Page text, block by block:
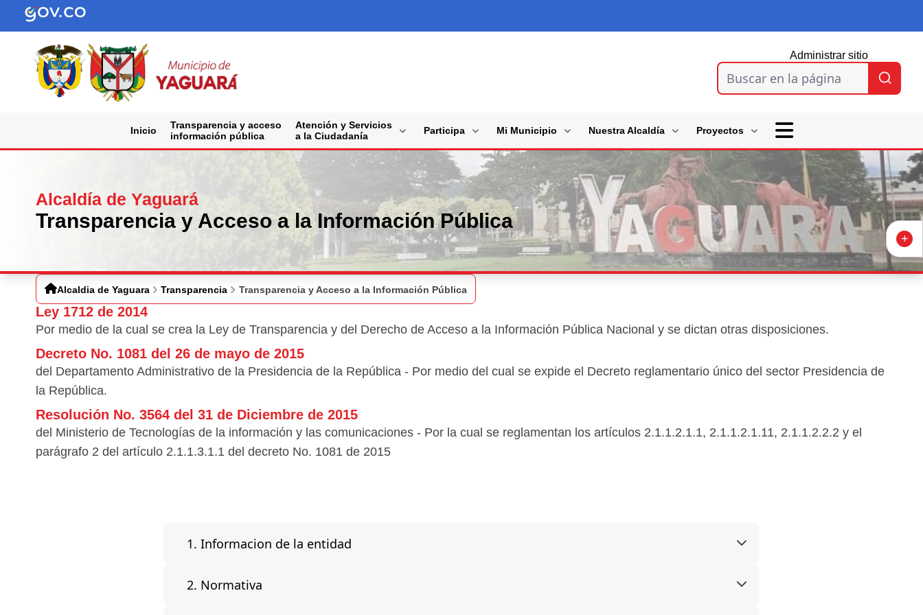
Administrar sitio
Buscar en la página
Inicio
Transparencia y acceso
información pública
Atención y Servicios
a la Ciudadanía
Participa Mi Municipio Nuestra Alcaldía Proyectos
Alcaldía de Yaguará
Transparencia y Acceso a la Información Pública
Alcaldia de Yaguara Transparencia Transparencia y Acceso a la Información Pública
Ley 1712 de 2014
Por medio de la cual se crea la Ley de Transparencia y del Derecho de Acceso a la Información Pública Nacional y se dictan otras disposiciones.
Decreto No. 1081 del 26 de mayo de 2015
del Departamento Administrativo de la Presidencia de la República - Por medio del cual se expide el De​creto reglamentario único del sector Presidencia de
la República.
Resolución No. 3564 del 31 de Diciembre de 2015
del Ministerio de Tecnologías de la información y las comunicaciones - Por la cual se reglamentan los artículos 2.1.1.2.1.1, 2.1.1.2.1.11, 2.1.1.2.2.2 y el
parágrafo 2 del artículo 2.1.1.3.1.1 del decreto No. 1081 de 2015​​​​​​​​​​
1. Informacion de la entidad
1.1 Misión y visión
2. Normativa